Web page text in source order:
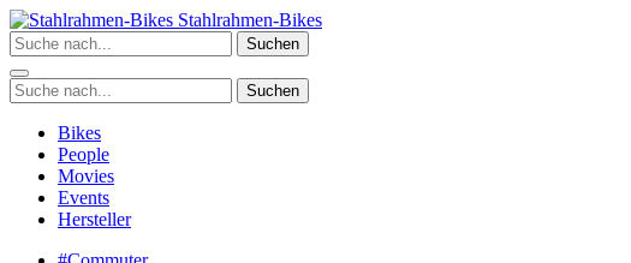
Zum
Inhalt
springen
Stahlrahmen-Bikes
Suchen
Suchen
Bikes
People
Movies
Events
Hersteller